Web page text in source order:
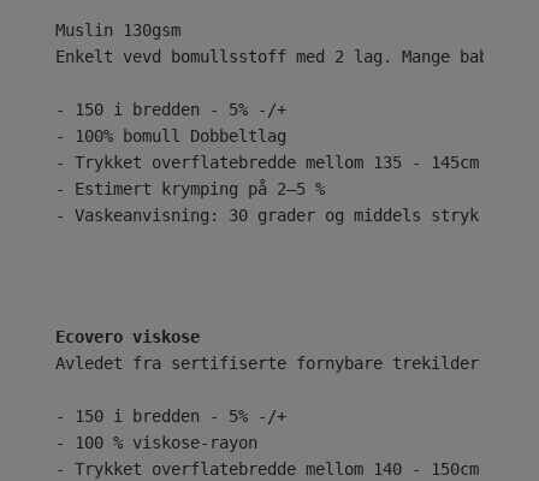
Enkelt vevd bomullsstoff med 2 lag. Mange
- 150 i bredden - 5% -/+
- 100% bomull Dobbeltlag
- Trykket overflatebredde mellom 135 - 145cm
- Estimert krymping på 2–5 %
- Vaskeanvisning: 30 grader og middels stryk
Ecovero viskose
Avledet fra sertifiserte fornybare trekilder ved
- 150 i bredden - 5% -/+
- 100 % viskose-rayon
- Trykket overflatebredde mellom 140 - 150cm